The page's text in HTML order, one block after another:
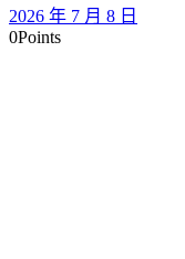
2026 年 7 月 8 日
0Points